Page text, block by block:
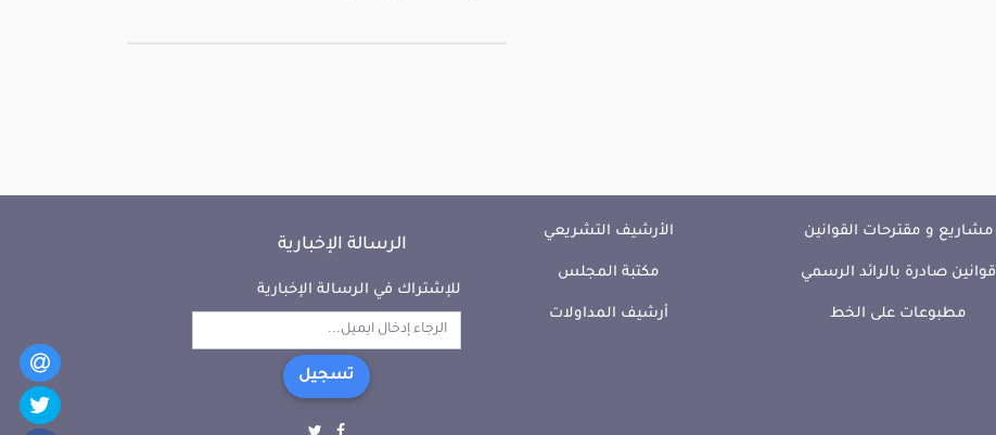
مشاريع و مقترحات القوانين
قوانين صادرة بالرائد الرسمي
مطبوعات على الخط
الأرشيف التشريعي
مكتبة المجلس
أرشيف المداولات
الرسالة الإخبارية
للإشتراك في الرسالة الإخبارية
تسجيل